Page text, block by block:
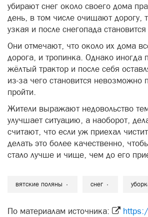
убирают снег около своего дома
день, в том числе очищают дорогу,
узкая и после снегопада
Они отмечают, что около их дома
дорога, и тропинка. Однако иногда
жёлтый трактор и после себя
из-за чего становится невозможно
пройти.
Жители выражают недовольство
улучшает ситуацию, а наоборот,
считают, что если уж приехал
делать это более качественно,
стало лучше и чище, чем до его
вятские поляны снег
По материалам источника: